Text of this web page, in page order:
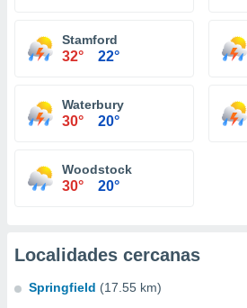
Stamford
32° 22°
Waterbury
30° 20°
Woodstock
30° 20°
Localidades cercanas
Springfield (17.55 km)